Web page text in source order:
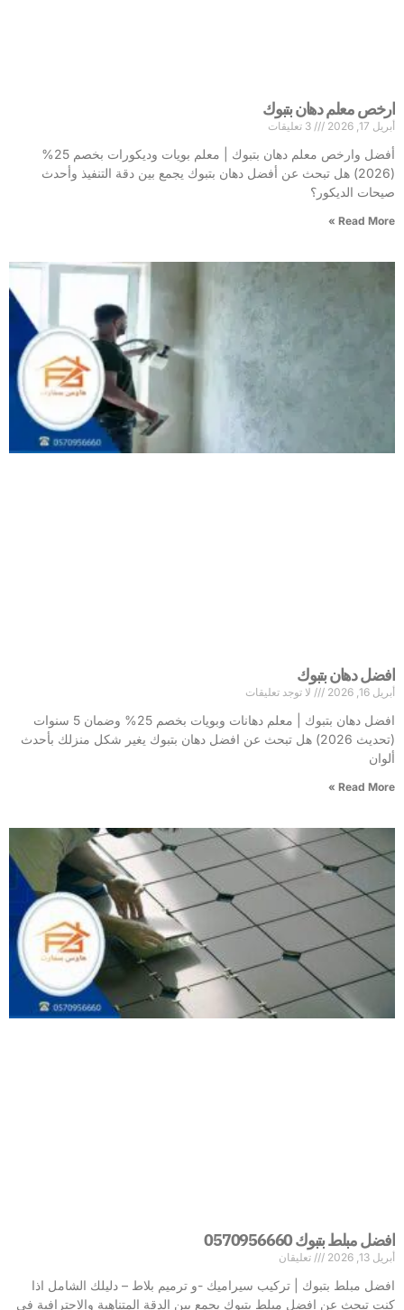
ارخص معلم دهان بتبوك
أبريل 17, 2026
أفضل وارخص معلم دهان بتبوك | معلم بويات وديكورات بخصم 25%
(2026) هل تبحث عن أفضل دهان بتبوك يجمع بين دقة التنفيذ وأحدث
صيحات الديكور؟
Read More »
افضل دهان بتبوك
أبريل 16, 2026 لا توجد تعليقات
افضل دهان بتبوك | معلم دهانات وبويات بخصم 25% وضمان 5 سنوات
(تحديث 2026) هل تبحث عن افضل دهان بتبوك يغير شكل منزلك بأحدث
ألوان
Read More »
افضل مبلط بتبوك 0570956660
أبريل 13, 2026 تعليقان
افضل مبلط بتبوك | تركيب سيراميك -و ترميم بلاط – دليلك الشامل اذا
كنت تبحث عن افضل مبلط بتبوك يجمع بين الدقة المتناهية والاحترافية في